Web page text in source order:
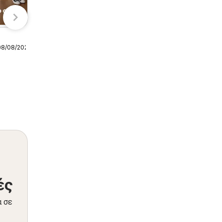
08/2026
σε